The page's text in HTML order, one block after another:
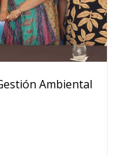
Ambiental